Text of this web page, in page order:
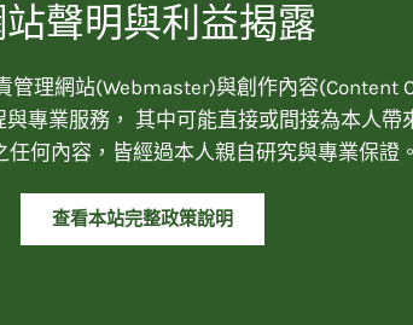
聲明與利益揭露
管理網站(Webmaster)與創作內容(Content
專業服務， 其中可能直接或間接為本人帶
任何內容，皆經過本人親自研究與專業保證。
查看本站完整政策說明